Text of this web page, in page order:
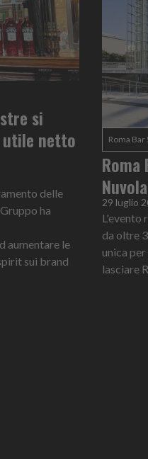
si
utile netto
delle
ha
aumentare le
sui brand
Roma Bar
29 luglio
L'evento
da oltre
unica
lasciare